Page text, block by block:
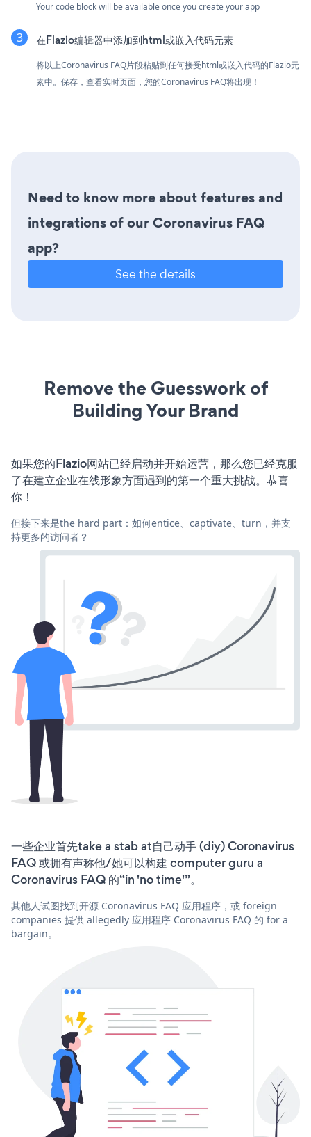
Your code block will be available once you create your app
在Flazio编辑器中添加到html或嵌入代码元素
将以上Coronavirus FAQ片段粘贴到任何接受html或嵌入代码的Flazio元
素中。保存，查看实时页面，您的Coronavirus FAQ将出现！
Need to know more about features and
integrations of our Coronavirus FAQ
app?
See the details
Remove the Guesswork of
Building Your Brand
如果您的Flazio网站已经启动并开始运营，那么您已经克服
了在建立企业在线形象方面遇到的第一个重大挑战。恭喜
你！
但接下来是the hard part：如何entice、captivate、turn，并支
持更多的访问者？
一些企业首先take a stab at自己动手 (diy) Coronavirus
FAQ 或拥有声称他/她可以构建 computer guru a
Coronavirus FAQ 的“in 'no time'”。
其他人试图找到开源 Coronavirus FAQ 应用程序，或 foreign
companies 提供 allegedly 应用程序 Coronavirus FAQ 的 for a
bargain。